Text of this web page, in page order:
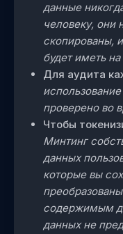
данные
человеку, они
скопированы,
будет иметь
Для аудита
проверено во
Чтобы
Минтинг
данных
которые вы
содержимым
данных не